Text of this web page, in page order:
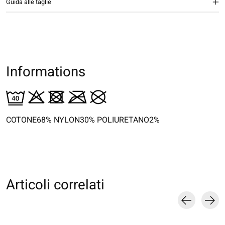
Guida alle taglie
Informations
COTONE68% NYLON30% POLIURETANO2%
Articoli correlati